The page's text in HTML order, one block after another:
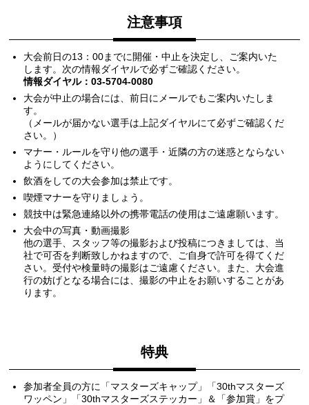
注意事項
大会前日の13：00までに開催・中止を決定し、ご案内いた
します。次の情報ダイヤルで必ずご確認ください。
情報ダイヤル：03-5704-0080
大会が中止の場合には、前日にメールでもご案内いたしま
す。
（メールが届かない選手は上記ダイヤルにて必ずご確認くだ
さい。）
マナー・ルールを守り他の選手・近隣の方の迷惑とならない
ようにしてください。
飲酒をしての大会参加は禁止です。
喫煙マナーを守りましょう。
競技中は緊急連絡以外の携帯電話の使用はご遠慮願います。
大会中の写真・動画撮影
他の選手、スタッフ等の撮影および投稿につきましては、当
社で可否を判断致しかねますので、ご自身で許可を得てくだ
さい。受付や検量時の撮影はご遠慮ください。また、大会進
行の妨げとなる場合には、撮影の中止をお願いすることがあ
ります。
特典
参加者全員の方に「マスターズキャップ」「30thマスターズ
ワッペン」「30thマスターズステッカー」＆「参加賞」をプ